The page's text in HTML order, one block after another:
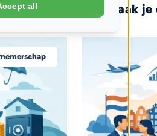
Hoe maak
slim?
all